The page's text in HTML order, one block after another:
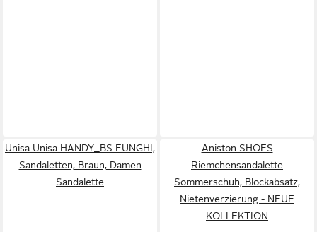
Unisa Unisa HANDY_BS FUNGHI,
Sandaletten, Braun, Damen
Sandalette
Aniston SHOES
Riemchensandalette
Sommerschuh, Blockabsatz,
Nietenverzierung - NEUE
KOLLEKTION